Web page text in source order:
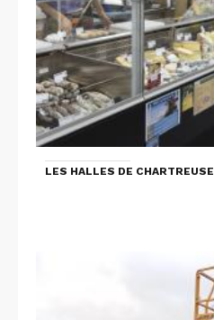
LES HALLES DE CHARTREUSE